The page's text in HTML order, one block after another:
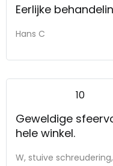
Eerlijke
Hans C
10
Geweldige
hele winkel.
W, stuive schreudering,